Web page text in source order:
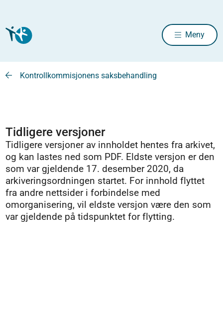
Meny
Kontrollkommisjonens saksbehandling
Tidligere versjoner
Tidligere versjoner av innholdet hentes fra arkivet,
og kan lastes ned som PDF. Eldste versjon er den
som var gjeldende 17. desember 2020, da
arkiveringsordningen startet. For innhold flyttet
fra andre nettsider i forbindelse med
omorganisering, vil eldste versjon være den som
var gjeldende på tidspunktet for flytting.